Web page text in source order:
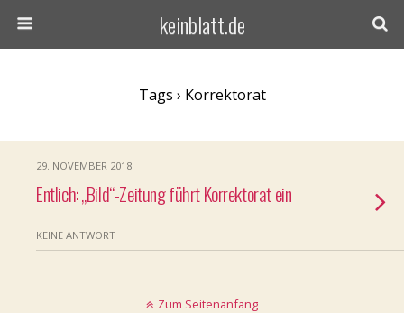
keinblatt.de
Tags › Korrektorat
29. NOVEMBER 2018
Entlich: „Bild“-Zeitung führt Korrektorat ein
KEINE ANTWORT
Zum Seitenanfang